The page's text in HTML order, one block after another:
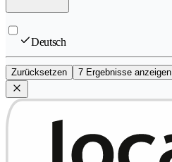
Deutsch
Zurücksetzen 7 Ergebnisse anzeigen